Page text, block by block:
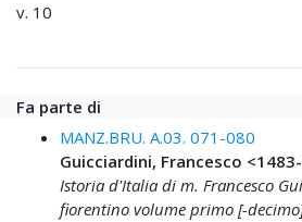
v. 10
Fa parte di
MANZ.BRU. A.03. 071-080
Guicciardini, Francesco
Istoria d'Italia di m. Francesco
fiorentino volume primo [-